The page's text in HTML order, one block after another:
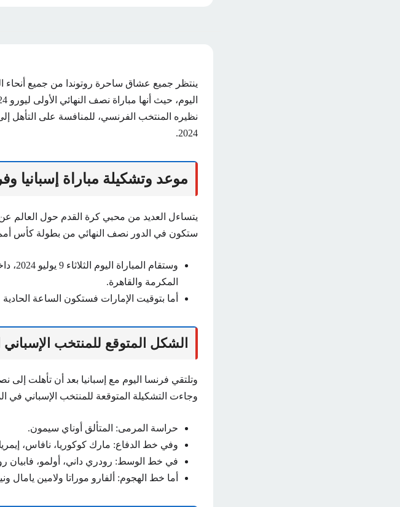
ينتظر جميع عشاق ساحرة روتوندا من جميع أنحاء
نظيره المنتخب الفرنسي، للمنافسة على التأهل
2024.
موعد وتشكيلة مباراة إسبانيا
يتساءل العديد من محبي كرة القدم حول العالم عن
ستكون في الدور نصف النهائي من بطولة كأس أمم
المكرمة والقاهرة.
أما بتوقيت الإمارات فستكون الساعة
الشكل المتوقع للمنتخب الإسباني
وجاءت التشكيلة المتوقعة للمنتخب الإسباني في
حراسة المرمى: المتألق أوناي سيمون.
وفي خط الدفاع: مارك كوكوريا، نافاس،
في خط الوسط: رودري داني، أولمو، فابيان
أما خط الهجوم: ألفارو موراتا ولامين يامال